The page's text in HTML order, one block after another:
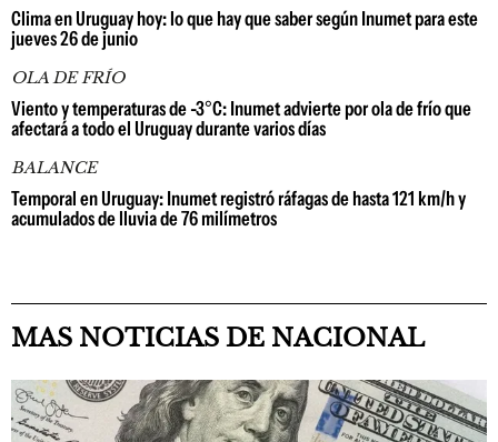
Clima en Uruguay hoy: lo que hay que saber según Inumet para este
jueves 26 de junio
OLA DE FRÍO
Viento y temperaturas de -3°C: Inumet advierte por ola de frío que
afectará a todo el Uruguay durante varios días
BALANCE
Temporal en Uruguay: Inumet registró ráfagas de hasta 121 km/h y
acumulados de lluvia de 76 milímetros
MAS NOTICIAS DE NACIONAL